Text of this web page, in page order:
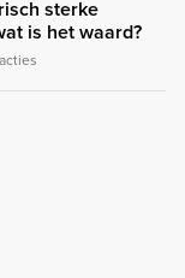
sterke
is het waard?